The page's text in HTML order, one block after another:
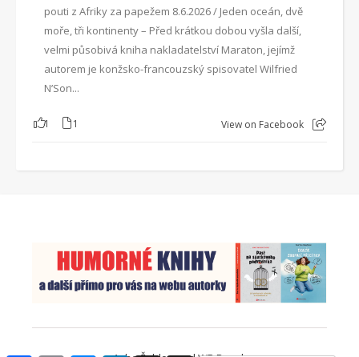
pouti z Afriky za papežem 8.6.2026 / Jeden oceán, dvě
moře, tři kontinenty – Před krátkou dobou vyšla další,
velmi působivá kniha nakladatelství Maraton, jejímž
autorem je konžsko-francouzský spisovatel Wilfried
N’Son...
1 1 View on Facebook